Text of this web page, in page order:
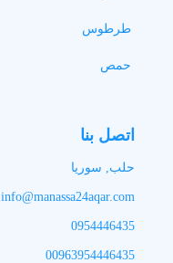
طرطوس
حمص
اتصل بنا
حلب, سوريا
info@manassa24aqar.com
0954446435
00963954446435